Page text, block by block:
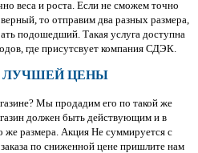
веса и роста. Если не сможем точно
то отправим два разных размера,
подошедший. Такая услуга доступна
где присутсвует компания СДЭК.
ЛУЧШЕЙ ЦЕНЫ
Мы продадим его по такой же
должен быть действующим и в
же размера. Акция Не суммируется с
по сниженной цене пришлите нам